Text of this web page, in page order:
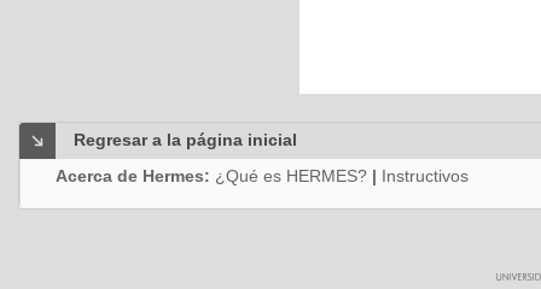
Regresar a la página inicial
Acerca de Hermes: ¿Qué es HERMES? | Instructivos